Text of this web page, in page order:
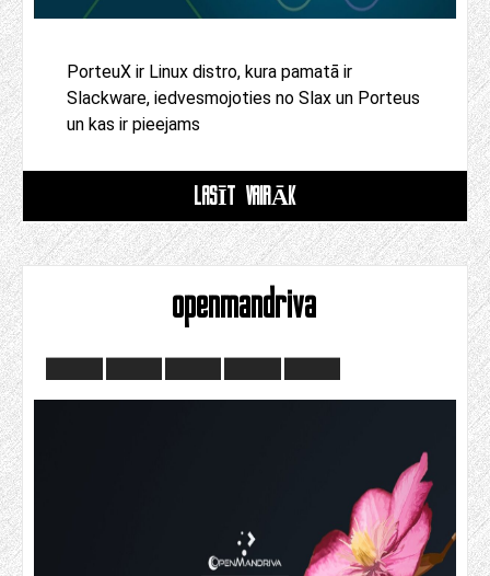
PorteuX ir Linux distro, kura pamatā ir
Slackware, iedvesmojoties no Slax un Porteus
un kas ir pieejams
LASĪT VAIRĀK
openmandriva